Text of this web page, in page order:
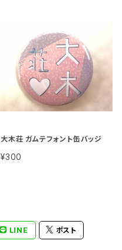
大木荘 ガムテフォント缶バッジ
¥300
LINE ポスト